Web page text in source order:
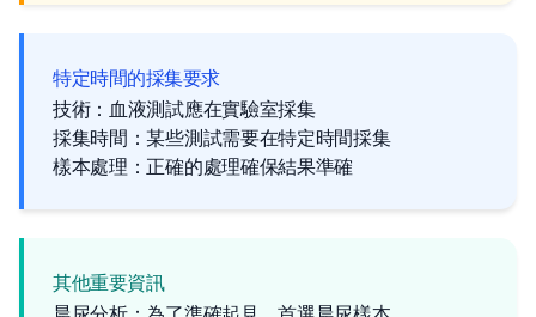
特定時間的採集要求
技術：血液測試應在實驗室採集
採集時間：某些測試需要在特定時間採集
樣本處理：正確的處理確保結果準確
其他重要資訊